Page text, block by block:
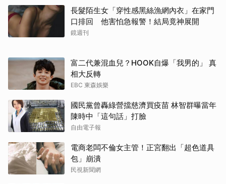
長髮陌生女「穿性感黑絲漁網內衣」在家門
口排回 他害怕急報警！結局竟神展開
鏡週刊
富二代兼混血兒？HOOK自爆「我男的」 真
相大反轉
EBC 東森娛樂
國民黨曾轟綠營擋慈濟買疫苗 林智群曝當年
陳時中「這句話」打臉
自由電子報
電商老闆不倫女主管！正宮翻出「超色道具
包」崩潰
民視新聞網